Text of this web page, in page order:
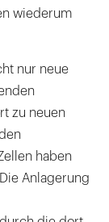
wiederum
nur neue
zu neuen
haben
Anlagerung